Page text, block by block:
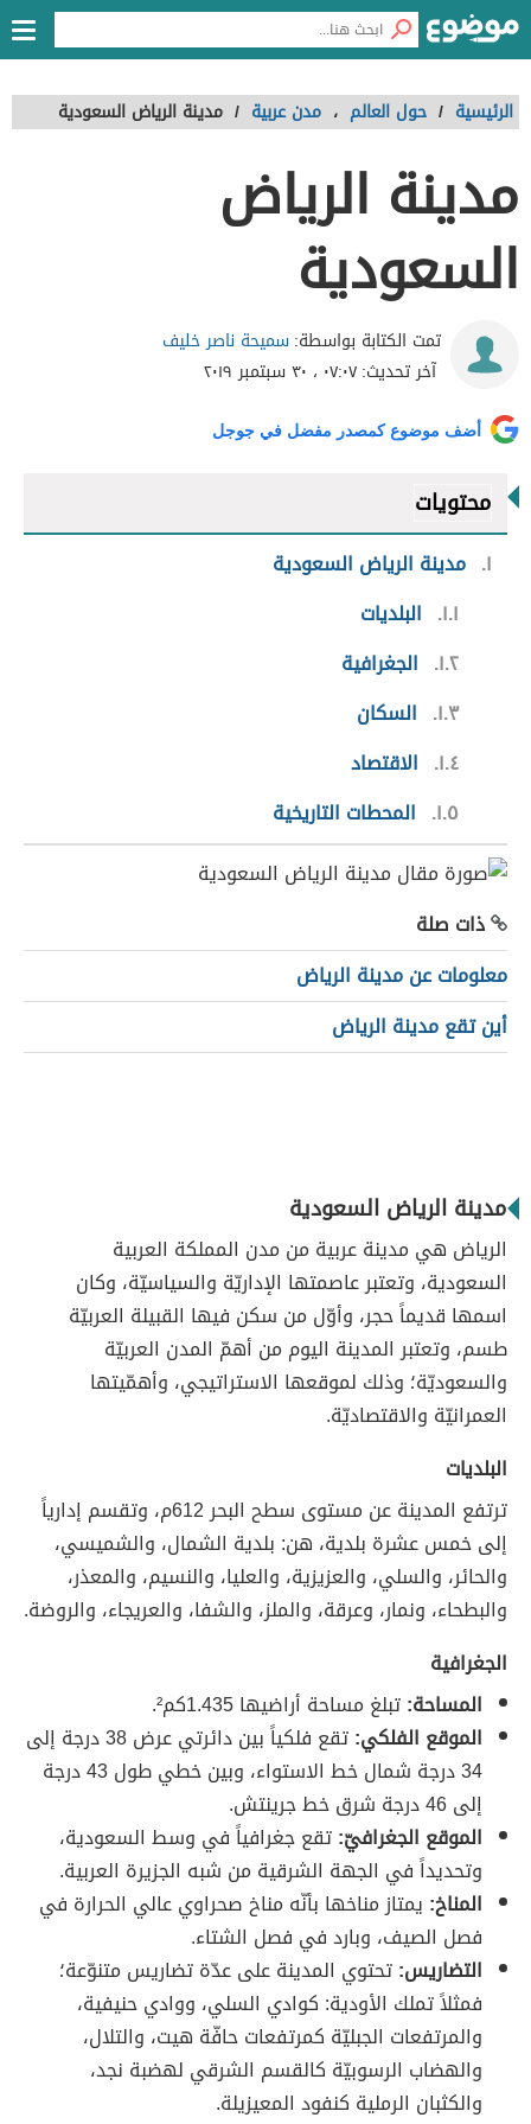
الرئيسية / حول العالم ، مدن عربية / مدينة الرياض السعودية
مدينة الرياض
السعودية
تمت الكتابة بواسطة:سميحة ناصر خليف
آخر تحديث:٠٧:٠٧ ، ٣٠ سبتمبر ٢٠١٩
أضف موضوع كمصدر مفضل في جوجل
محتويات
١ مدينة الرياض السعودية
١.١
البلديات
١.٢
الجغرافية
١.٣
السكان
١.٤
الاقتصاد
١.٥
المحطات التاريخية
ذات صلة
معلومات عن مدينة الرياض
أين تقع مدينة الرياض
مدينة الرياض السعودية
الرياض هي مدينة عربية من مدن المملكة العربية
السعودية، وتعتبر عاصمتها الإداريّة والسياسيّة، وكان
اسمها قديماً حجر، وأوّل من سكن فيها القبيلة العربيّة
طسم، وتعتبر المدينة اليوم من أهمّ المدن العربيّة
والسعوديّة؛ وذلك لموقعها الاستراتيجي، وأهمّيتها
العمرانيّة والاقتصاديّة.
البلديات
ترتفع المدينة عن مستوى سطح البحر 612م، وتقسم إدارياً
إلى خمس عشرة بلدية، هن: بلدية الشمال، والشميسي،
والحائر، والسلي، والعزيزية، والعليا، والنسيم، والمعذر،
والبطحاء، ونمار، وعرقة، والملز، والشفا، والعريجاء، والروضة.
الجغرافية
المساحة:تبلغ مساحة أراضيها 1.435كم².
الموقع الفلكي:
تقع فلكياً بين دائرتي عرض 38 درجة إلى
34 درجة شمال خط الاستواء، وبين خطي طول 43 درجة
إلى 46 درجة شرق خط جرينتش.
الموقع الجغرافيّ:تقع جغرافياً في وسط السعودية،
وتحديداً في الجهة الشرقية من شبه الجزيرة العربية.
المناخ: يمتاز مناخها بأنّه مناخ صحراوي عالي الحرارة في
فصل الصيف، وبارد في فصل الشتاء.
التضاريس:تحتوي المدينة على عدّة تضاريس متنوّعة؛
فمثلاً تملك الأودية: كوادي السلي، ووادي حنيفية،
والمرتفعات الجبليّة كمرتفعات حافّة هيت، والتلال،
والهضاب الرسوبيّة كالقسم الشرقي لهضبة نجد،
والكثبان الرملية كنفود المعيزيلة.